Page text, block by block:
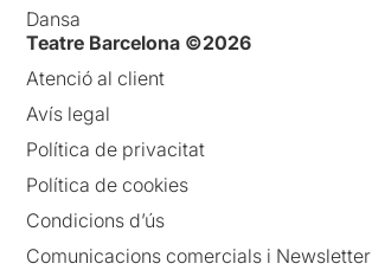
Dansa
Teatre Barcelona ©2026
Atenció al client
Avís legal
Política de privacitat
Política de cookies
Condicions d’ús
Comunicacions comercials i Newsletter